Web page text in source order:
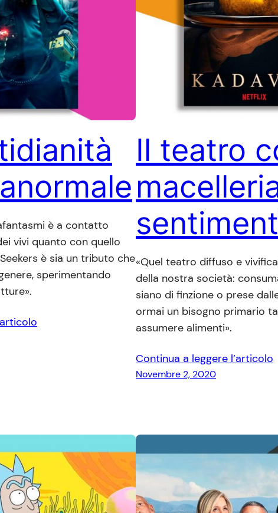
è a contatto
vivi quanto con quello
è sia un tributo che
sperimentando
Il teatro
«Quel teatro diffuso e
della nostra società:
siano di finzione o prese
ormai un bisogno primario
assumere alimenti».
Continua a leggere l’articolo
Novembre 2, 2020